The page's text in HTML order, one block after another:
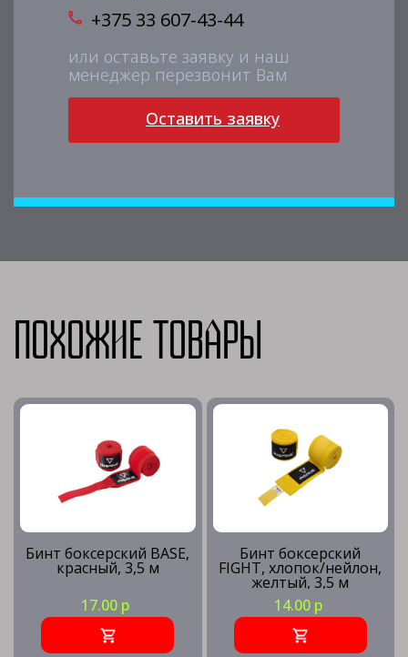
+375 33 607-43-44
или оставьте заявку и наш
менеджер перезвонит Вам
Оставить заявку
Похожие товары
Бинт боксерский BASE,
красный, 3,5 м
17.00 р
Бинт боксерский
FIGHT, хлопок/нейлон,
желтый, 3,5 м
14.00 р